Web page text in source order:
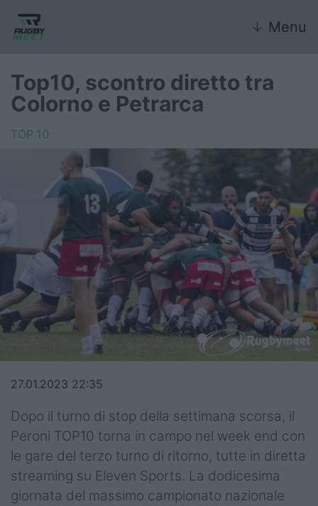
↓ Menu
Nazionali giovanili
Rugby Sevens
Internazionale
6 Nazioni
United Rugby Championship
Top14
Challenge Cup
World Rugby
Rugby World Cup
Top10, scontro diretto tra
Colorno e Petrarca
TOP 10
27.01.2023 22:35
Dopo il turno di stop della settimana scorsa, il
Peroni TOP10 torna in campo nel week end con
le gare del terzo turno di ritorno, tutte in diretta
streaming su Eleven Sports. La dodicesima
giornata del massimo campionato nazionale